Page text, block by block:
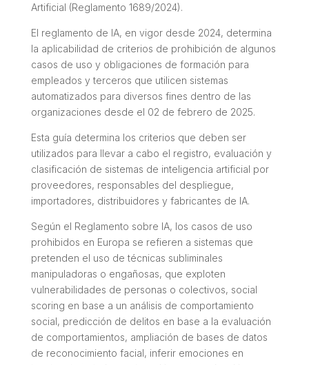
Artificial (Reglamento 1689/2024).
El reglamento de IA, en vigor desde 2024, determina
la aplicabilidad de criterios de prohibición de algunos
casos de uso y obligaciones de formación para
empleados y terceros que utilicen sistemas
automatizados para diversos fines dentro de las
organizaciones desde el 02 de febrero de 2025.
Esta guía determina los criterios que deben ser
utilizados para llevar a cabo el registro, evaluación y
clasificación de sistemas de inteligencia artificial por
proveedores, responsables del despliegue,
importadores, distribuidores y fabricantes de IA.
Según el Reglamento sobre IA, los casos de uso
prohibidos en Europa se refieren a sistemas que
pretenden el uso de técnicas subliminales
manipuladoras o engañosas, que exploten
vulnerabilidades de personas o colectivos, social
scoring en base a un análisis de comportamiento
social, predicción de delitos en base a la evaluación
de comportamientos, ampliación de bases de datos
de reconocimiento facial, inferir emociones en